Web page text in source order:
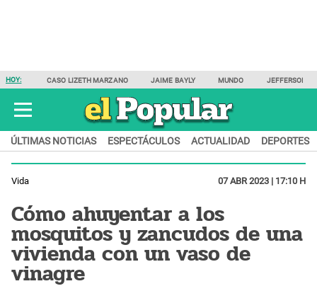
HOY: CASO LIZETH MARZANO JAIME BAYLY MUNDO JEFFERSON
ÚLTIMAS NOTICIAS ESPECTÁCULOS ACTUALIDAD DEPORTES
Vida 07 ABR 2023 | 17:10 H
Cómo ahuyentar a los
mosquitos y zancudos de una
vivienda con un vaso de
vinagre